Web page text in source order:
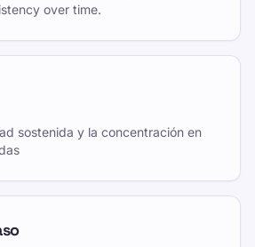
over time.
sostenida y la concentración en